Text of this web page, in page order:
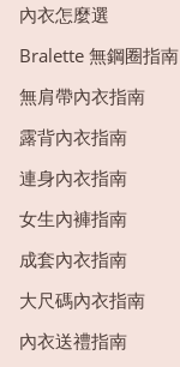
內衣怎麼選
Bralette 無鋼圈指南
無肩帶內衣指南
露背內衣指南
連身內衣指南
女生內褲指南
成套內衣指南
大尺碼內衣指南
內衣送禮指南